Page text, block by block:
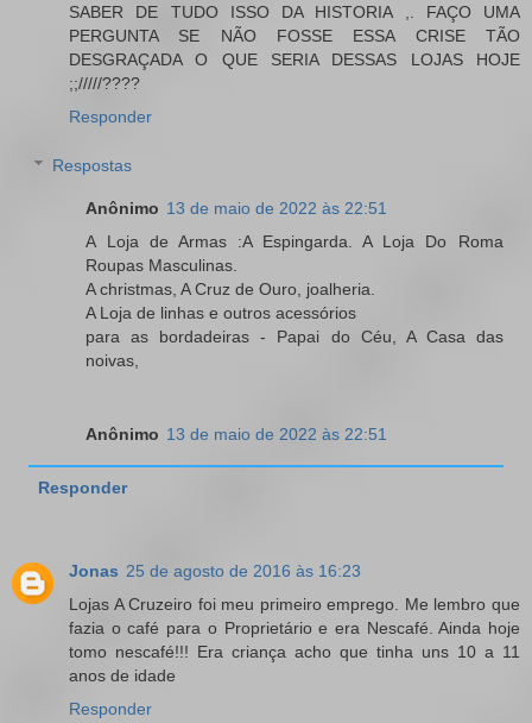
SABER DE TUDO ISSO DA HISTORIA ,. FAÇO UMA
PERGUNTA SE NÃO FOSSE ESSA CRISE TÃO
DESGRAÇADA O QUE SERIA DESSAS LOJAS HOJE
;;/////????
Responder
Respostas
Anônimo 13 de maio de 2022 às 22:51
A Loja de Armas :A Espingarda. A Loja Do Roma
Roupas Masculinas.
A christmas, A Cruz de Ouro, joalheria.
A Loja de linhas e outros acessórios
para as bordadeiras - Papai do Céu, A Casa das
noivas,
Anônimo 13 de maio de 2022 às 22:51
Responder
Jonas 25 de agosto de 2016 às 16:23
Lojas A Cruzeiro foi meu primeiro emprego. Me lembro que
fazia o café para o Proprietário e era Nescafé. Ainda hoje
tomo nescafé!!! Era criança acho que tinha uns 10 a 11
anos de idade
Responder